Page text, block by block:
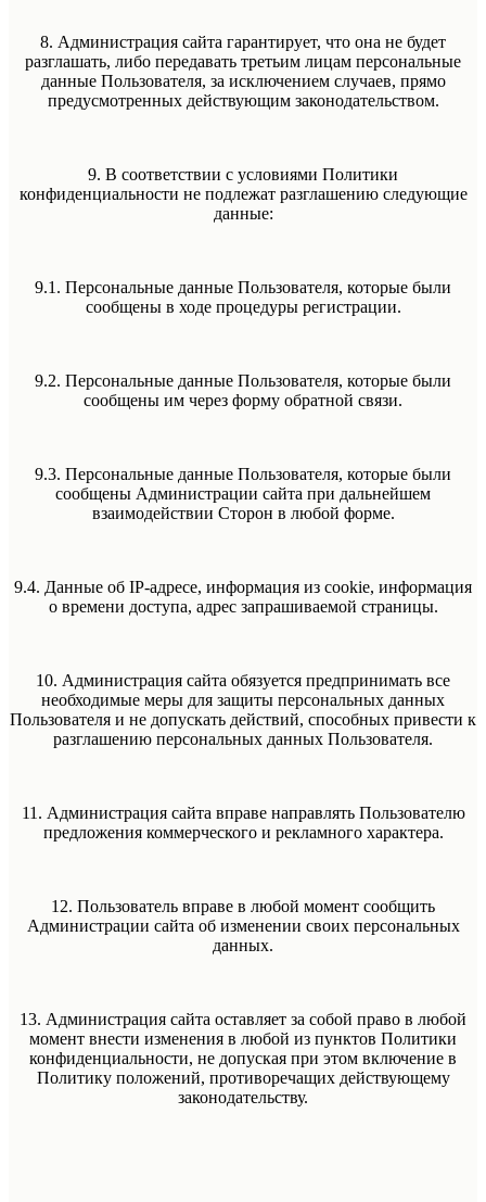
8. Администрация сайта гарантирует, что она не будет
разглашать, либо передавать третьим лицам персональные
данные Пользователя, за исключением случаев, прямо
предусмотренных действующим законодательством.
9. В соответствии с условиями Политики
конфиденциальности не подлежат разглашению следующие
данные:
9.1. Персональные данные Пользователя, которые были
сообщены в ходе процедуры регистрации.
9.2. Персональные данные Пользователя, которые были
сообщены им через форму обратной связи.
9.3. Персональные данные Пользователя, которые были
сообщены Администрации сайта при дальнейшем
взаимодействии Сторон в любой форме.
9.4. Данные об IP-адресе, информация из cookie, информация
о времени доступа, адрес запрашиваемой страницы.
10. Администрация сайта обязуется предпринимать все
необходимые меры для защиты персональных данных
Пользователя и не допускать действий, способных привести к
разглашению персональных данных Пользователя.
11. Администрация сайта вправе направлять Пользователю
предложения коммерческого и рекламного характера.
12. Пользователь вправе в любой момент сообщить
Администрации сайта об изменении своих персональных
данных.
13. Администрация сайта оставляет за собой право в любой
момент внести изменения в любой из пунктов Политики
конфиденциальности, не допуская при этом включение в
Политику положений, противоречащих действующему
законодательству.